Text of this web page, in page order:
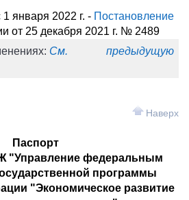
января 2022 г. - Постановление
от 25 декабря 2021 г. № 2489
См. предыдущую
Паспорт
"Управление федеральным
программы
"Экономическое развитие
Наверх